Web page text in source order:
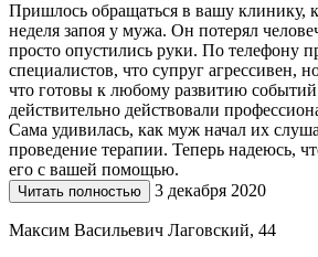
Пришлось обращаться в вашу клинику,
неделя запоя у мужа. Он потерял
просто опустились руки. По телефону
специалистов, что супруг агрессивен,
что готовы к любому развитию
действительно действовали
Сама удивилась, как муж начал их
проведение терапии. Теперь надеюсь,
его с вашей помощью.
Читать полностью 3 декабря 2020
Максим Васильевич Лаговский, 44